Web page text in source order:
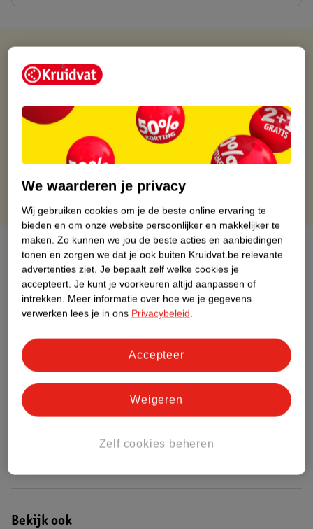
Gratis ophalen in de winkel
Op werkdagen voor 22:00 uur besteld, volgende dag in huis
Gratis thuisbezorgd vanaf 50.00
Gratis retourneren binnen 30 dagen
Gratis punten met je Kruidvat kaart
Over dit product
Productinformatie
Etiketinformatie
Nature Impact Score
Dit product heeft (nog) geen Nature
Impact Score.
Bekijk ook
We waarderen je privacy
Wij gebruiken cookies om je de beste online ervaring te
bieden en om onze website persoonlijker en makkelijker te
maken. Zo kunnen we jou de beste acties en aanbiedingen
tonen en zorgen we dat je ook buiten Kruidvat.be relevante
advertenties ziet. Je bepaalt zelf welke cookies je
accepteert. Je kunt je voorkeuren altijd aanpassen of
intrekken. Meer informatie over hoe we je gegevens
verwerken lees je in ons Privacybeleid.
Zelf cookies beheren
Weigeren
Accepteer